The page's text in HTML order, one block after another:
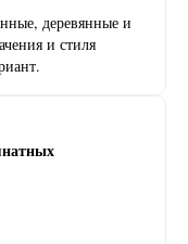
деревянные и
и стиля